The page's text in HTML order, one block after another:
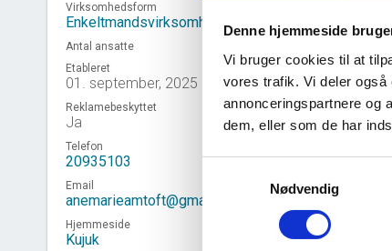
Denne hjemmeside
Vi bruger cookies til at
vores trafik. Vi deler også
annonceringspartnere og
dem, eller som de har
Nødvendig
Virksomhedsform
Enkeltmandsvirksomhed
Antal ansatte
Etableret
01. september, 2025
Reklamebeskyttet
Ja
Telefon
20935103
Email
anemarieamtoft@gmail.com
Hjemmeside
Kujuk